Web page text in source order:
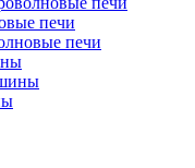
печи
печи